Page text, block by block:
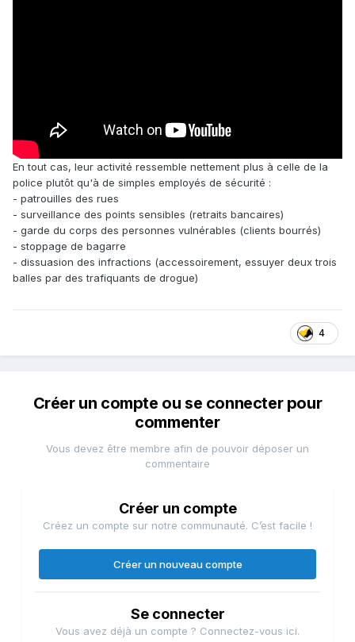
En tout cas, leur activité ressemble nettement plus à celle de la
police plutôt qu'à de simples employés de sécurité :
- patrouilles des rues
- surveillance des points sensibles (retraits bancaires)
- garde du corps des personnes vulnérables (clients bourrés)
- stoppage de bagarre
- dissuasion des infractions (accessoirement, essuyer deux trois
balles par des trafiquants de drogue)
4
Créer un compte ou se connecter pour
commenter
Vous devez être membre afin de pouvoir déposer un
commentaire
Créer un compte
Créez un compte sur notre communauté. C’est facile !
Créer un nouveau compte
Se connecter
Vous avez déjà un compte ? Connectez-vous ici.